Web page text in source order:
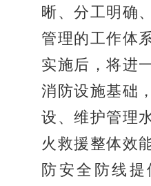
晰、分工明确
管理的工作体
实施后，将进
消防设施基础
设、维护管理
火救援整体效
防安全防线